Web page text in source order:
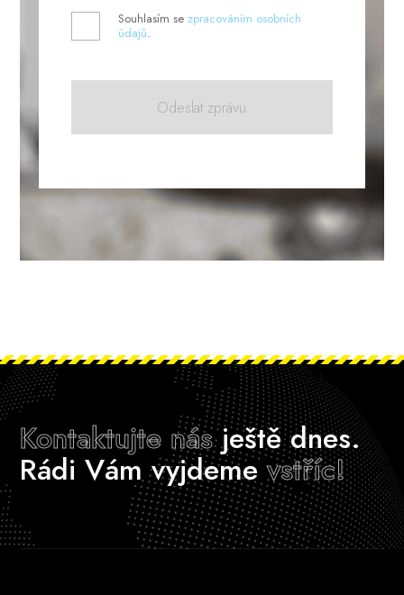
Souhlasím se zpracováním osobních
údajů.
Kontaktujte násještě dnes.
Rádi Vám vyjdemevstříc!